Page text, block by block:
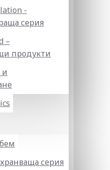
-
серия
–
продукти
и
серия